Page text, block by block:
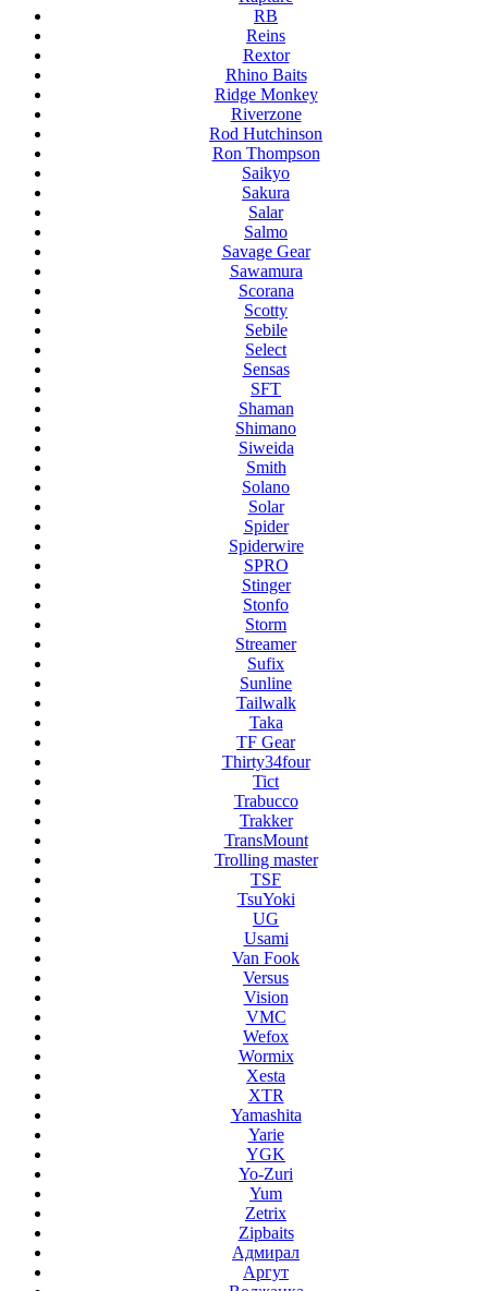
RB
Reins
Rextor
Rhino Baits
Ridge Monkey
Riverzone
Rod Hutchinson
Ron Thompson
Saikyo
Sakura
Salar
Salmo
Savage Gear
Sawamura
Scorana
Scotty
Sebile
Select
Sensas
SFT
Shaman
Shimano
Siweida
Smith
Solano
Solar
Spider
Spiderwire
SPRO
Stinger
Stonfo
Storm
Streamer
Sufix
Sunline
Tailwalk
Taka
TF Gear
Thirty34four
Tict
Trabucco
Trakker
TransMount
Trolling master
TSF
TsuYoki
UG
Usami
Van Fook
Versus
Vision
VMC
Wefox
Wormix
Xesta
XTR
Yamashita
Yarie
YGK
Yo-Zuri
Yum
Zetrix
Zipbaits
Адмирал
Аргут